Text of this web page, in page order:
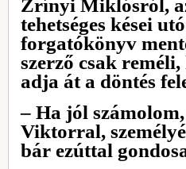
Zrínyi Miklósról,
tehetséges kései
forgatókönyv
szerző csak
adja át a döntés
– Ha jól
Viktorral,
bár ezúttal